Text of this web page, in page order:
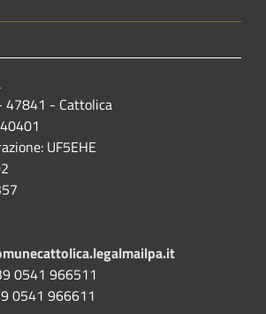
47841 - Cattolica
UF5EHE
0541 966511
0541 966611